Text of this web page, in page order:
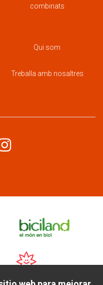
combinats
Qui som
Treballa amb nosaltres